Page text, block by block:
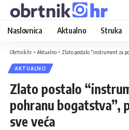
Naslovnica Aktualno Struka
Obrtnik.hr > Aktualno > Zlato postalo “instrument za
AKTUALNO
Zlato postalo
pohranu bogatstva”,
sve veća